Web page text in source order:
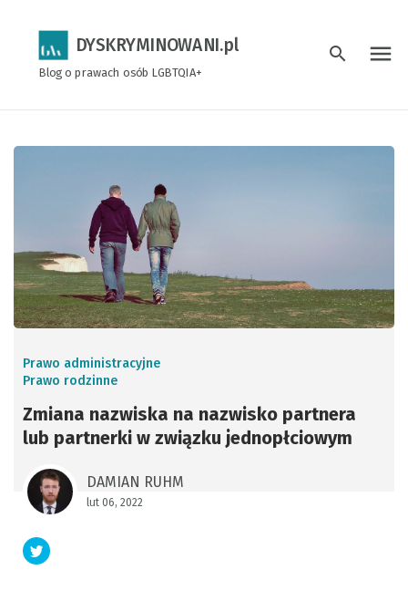
DYSKRYMINOWANI.pl
Blog o prawach osób LGBTQIA+
search menu
Prawo administracyjne
Prawo rodzinne
Zmiana nazwiska na nazwisko partnera
lub partnerki w związku jednopłciowym
DAMIAN RUHM
lut 06, 2022